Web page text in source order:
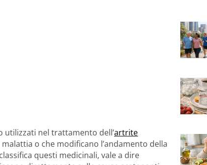
utilizzati nel trattamento dell’artrite
o che modificano l’andamento della
questi medicinali, vale a dire